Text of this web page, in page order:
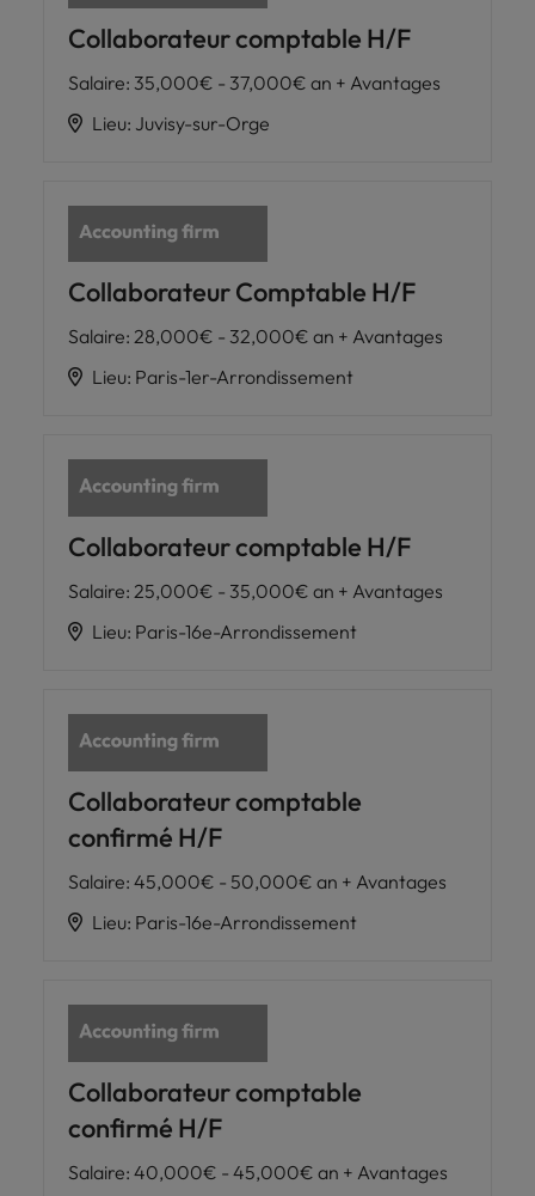
Collaborateur comptable H/F
Salaire: 35,000€ - 37,000€ an + Avantages
Lieu: Juvisy-sur-Orge
Collaborateur Comptable H/F
Salaire: 28,000€ - 32,000€ an + Avantages
Lieu: Paris-1er-Arrondissement
Collaborateur comptable H/F
Salaire: 25,000€ - 35,000€ an + Avantages
Lieu: Paris-16e-Arrondissement
Collaborateur comptable
confirmé H/F
Salaire: 45,000€ - 50,000€ an + Avantages
Lieu: Paris-16e-Arrondissement
Collaborateur comptable
confirmé H/F
Salaire: 40,000€ - 45,000€ an + Avantages